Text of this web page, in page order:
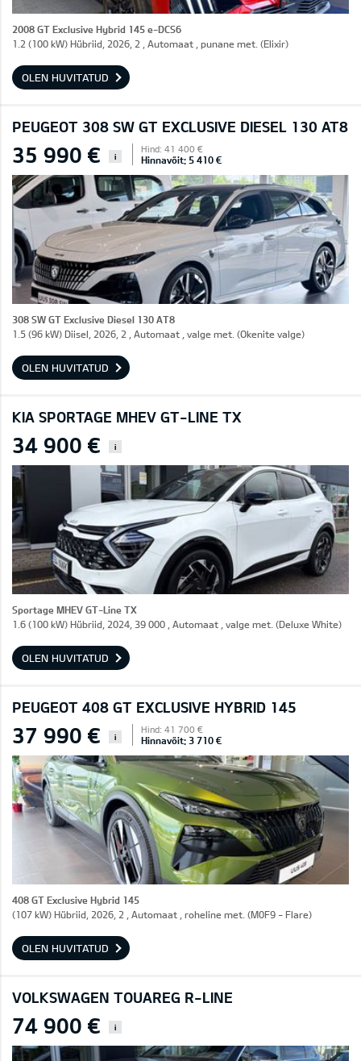
2008 GT Exclusive Hybrid 145 e-DCS6
1.2 (100 kW) Hübriid, 2026, 2 , Automaat , punane met. (Elixir)
OLEN HUVITATUD
PEUGEOT 308 SW GT EXCLUSIVE DIESEL 130 AT8
35 990 € i
Hind: 41 400 €
Hinnavõit: 5 410 €
308 SW GT Exclusive Diesel 130 AT8
1.5 (96 kW) Diisel, 2026, 2 , Automaat , valge met. (Okenite valge)
OLEN HUVITATUD
KIA SPORTAGE MHEV GT-LINE TX
34 900 € i
Sportage MHEV GT-Line TX
1.6 (100 kW) Hübriid, 2024, 39 000 , Automaat , valge met. (Deluxe White)
OLEN HUVITATUD
PEUGEOT 408 GT EXCLUSIVE HYBRID 145
37 990 € i
Hind: 41 700 €
Hinnavõit: 3 710 €
408 GT Exclusive Hybrid 145
(107 kW) Hübriid, 2026, 2 , Automaat , roheline met. (M0F9 - Flare)
OLEN HUVITATUD
VOLKSWAGEN TOUAREG R-LINE
74 900 € i